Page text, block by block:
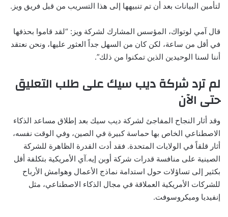
لتأمين البيانات بعد أن تم تنبيهها إلى هذا التسريب من قبل فريق ويز.
قال آمي لوتواك، المؤسس المشارك لشركة ويز: “لقد قاموا بحذفها
في أقل من ساعة، لكن كان من السهل جداً العثور عليها، ونحن نعتقد
أننا لسنا الوحيدين الذين تمكنوا من ذلك”.
لم ترد شركة ديب سيك على طلب التعليق
حتى الآن
وقد أثار النجاح المفاجئ لشركة ديب سيك بعد إطلاق مساعد الذكاء
الاصطناعي الخاص بها حماسة كبيرة في الصين، وفي الوقت نفسه،
أثار قلقاً في الولايات المتحدة. فقد أدت القدرة الظاهرة للشركة
الصينية على منافسة قدرات شركة أوبن إيه.آي الأمريكية بتكلفة أقل
بكثير إلى تساؤلات حول استدامة نماذج الأعمال وهوامش الأرباح
للشركات الأمريكية العملاقة في مجال الذكاء الاصطناعي، مثل
إنفيديا وميكروسوفت.